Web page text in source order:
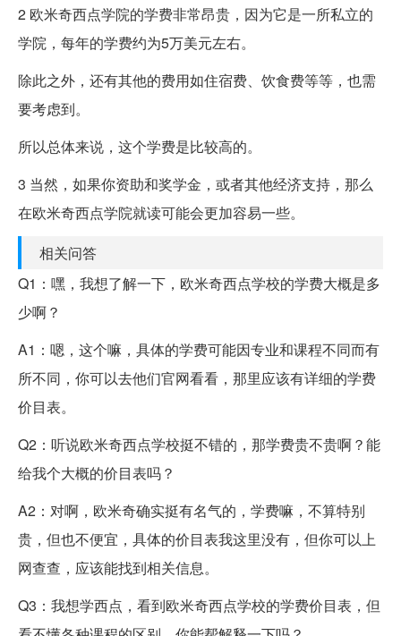
2 欧米奇西点学院的学费非常昂贵，因为它是一所私立的
学院，每年的学费约为5万美元左右。
除此之外，还有其他的费用如住宿费、饮食费等等，也需
要考虑到。
所以总体来说，这个学费是比较高的。
3 当然，如果你资助和奖学金，或者其他经济支持，那么
在欧米奇西点学院就读可能会更加容易一些。
相关问答
Q1：嘿，我想了解一下，欧米奇西点学校的学费大概是多
少啊？
A1：嗯，这个嘛，具体的学费可能因专业和课程不同而有
所不同，你可以去他们官网看看，那里应该有详细的学费
价目表。
Q2：听说欧米奇西点学校挺不错的，那学费贵不贵啊？能
给我个大概的价目表吗？
A2：对啊，欧米奇确实挺有名气的，学费嘛，不算特别
贵，但也不便宜，具体的价目表我这里没有，但你可以上
网查查，应该能找到相关信息。
Q3：我想学西点，看到欧米奇西点学校的学费价目表，但